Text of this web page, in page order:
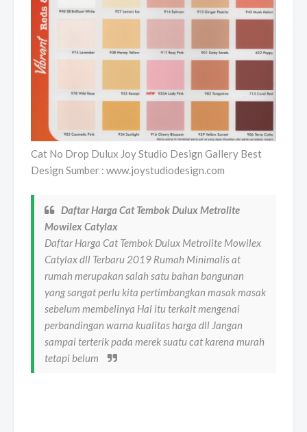
Cat No Drop Dulux Joy Studio Design Gallery Best
Design Sumber : www.joystudiodesign.com
Daftar Harga Cat Tembok Dulux Metrolite
Mowilex Catylax
Daftar Harga Cat Tembok Dulux Metrolite Mowilex
Catylax dll Terbaru 2019 Rumah Minimalis at
rumah merupakan salah satu bahan bangunan
yang sangat perlu kita pertimbangkan masak masak
sebelum membelinya Hal itu terkait mengenai
perbandingan warna kualitas harga dll Jangan
sampai terterik pada merek suatu cat karena murah
tetapi belum